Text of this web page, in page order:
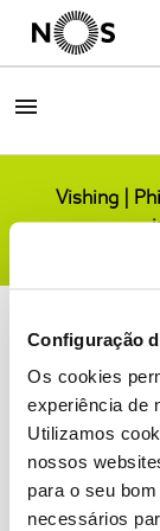
Configuração
Os cookies
experiência de
Utilizamos
nossos
para o seu
necessários
Vishing |
Condições